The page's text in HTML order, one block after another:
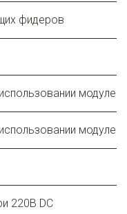
фидеров
модулей
модулей
220В DC